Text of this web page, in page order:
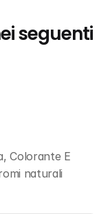
seguenti
Colorante E
naturali